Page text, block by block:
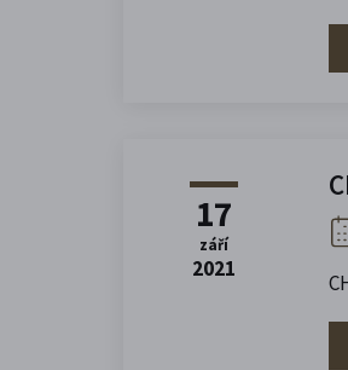
17
září
2021